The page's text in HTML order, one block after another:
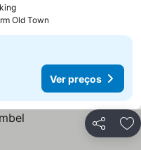
Ver preços
Old Town
Ver preços
Partilhar